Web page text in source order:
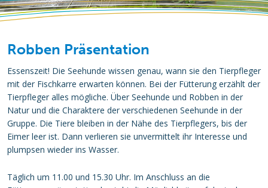
Robben Präsentation
Essenszeit! Die Seehunde wissen genau, wann sie den Tierpfleger
mit der Fischkarre erwarten können. Bei der Fütterung erzählt der
Tierpfleger alles mögliche. Über Seehunde und Robben in der
Natur und die Charaktere der verschiedenen Seehunde in der
Gruppe. Die Tiere bleiben in der Nähe des Tierpflegers, bis der
Eimer leer ist. Dann verlieren sie unvermittelt ihr Interesse und
plumpsen wieder ins Wasser.
Täglich um 11.00 und 15.30 Uhr. Im Anschluss an die